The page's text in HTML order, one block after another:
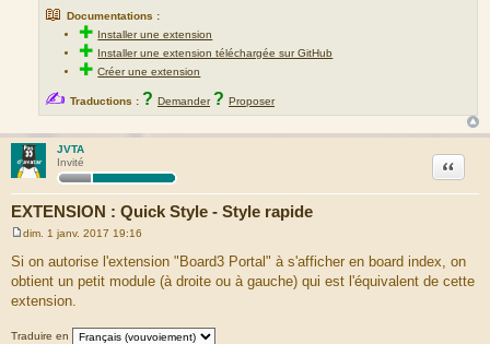
📖 Documentations :
✚ Installer une extension
✚ Installer une extension téléchargée sur GitHub
✚Créer une extension
✍ Traductions : ? Demander ? Proposer
JVTA
Invité
EXTENSION : Quick Style - Style rapide
Citation
s
a
g
dim. 1 janv. 2017 19:16
Si on autorise l'extension "Board3 Portal" à s'afficher en board index, on
obtient un petit module (à droite ou à gauche) qui est l'équivalent de cette
extension.
Traduire en